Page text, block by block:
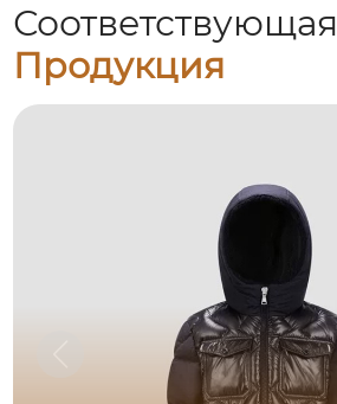
Соответствующая
Продукция